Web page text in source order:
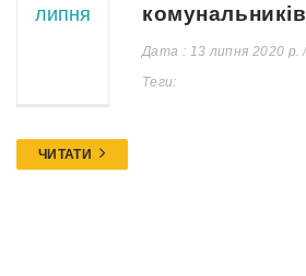
липня
комунальників
Дата : 13 липня 2020 р.
Теги:
ЧИТАТИ